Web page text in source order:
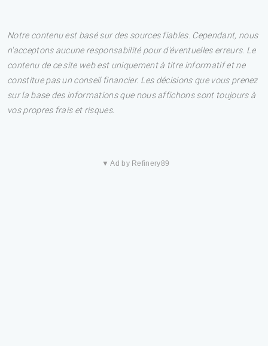
Notre contenu est basé sur des sources fiables. Cependant, nous
n'acceptons aucune responsabilité pour d'éventuelles erreurs. Le
contenu de ce site web est uniquement à titre informatif et ne
constitue pas un conseil financier. Les décisions que vous prenez
sur la base des informations que nous affichons sont toujours à
vos propres frais et risques.
▼ Ad by Refinery89